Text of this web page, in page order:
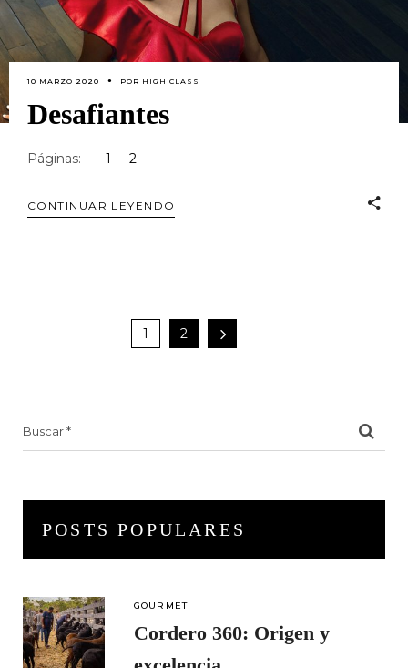
10 MARZO 2020 POR HIGH CLASS
Desafiantes
Páginas: 1 2
CONTINUAR LEYENDO
1 2
POSTS POPULARES
GOURMET
Cordero 360: Origen y